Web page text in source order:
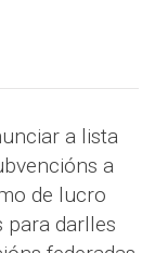
a lista
a
de lucro
para darlles